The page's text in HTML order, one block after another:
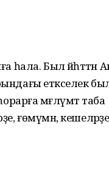
һала. Был йәһәттән
етәкселек
мәғлүмәт таба
ғөмүмән, кешеләрҙе